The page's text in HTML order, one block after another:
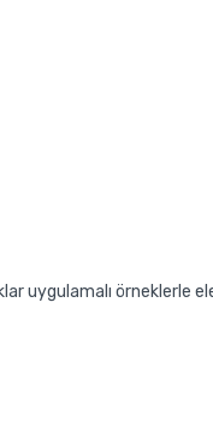
uygulamalı örneklerle